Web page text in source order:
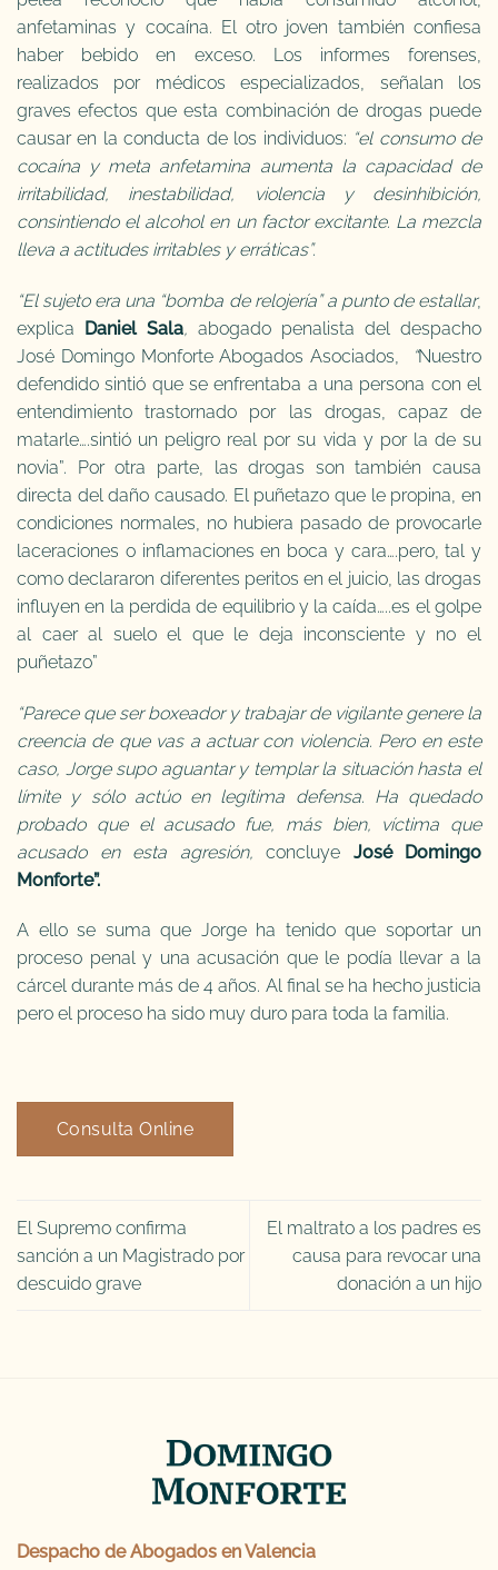
anfetaminas y cocaína. El otro joven también confiesa
haber bebido en exceso. Los informes forenses,
realizados por médicos especializados, señalan los
graves efectos que esta combinación de drogas puede
causar en la conducta de los individuos: “el consumo de
cocaína y meta anfetamina aumenta la capacidad de
irritabilidad, inestabilidad, violencia y desinhibición,
consintiendo el alcohol en un factor excitante. La mezcla
lleva a actitudes irritables y erráticas”.
“El sujeto era una “bomba de relojería” a punto de estallar,
explica Daniel Sala, abogado penalista del despacho
José Domingo Monforte Abogados Asociados,
“Nuestro
defendido sintió que se enfrentaba a una persona con el
entendimiento trastornado por las drogas, capaz de
matarle….sintió un peligro real por su vida y por la de su
novia”. Por otra parte, las drogas son también causa
directa del daño causado. El puñetazo que le propina, en
condiciones normales, no hubiera pasado de provocarle
laceraciones o inflamaciones en boca y cara….pero, tal y
como declararon diferentes peritos en el juicio, las drogas
influyen en la perdida de equilibrio y la caída…..es el golpe
al caer al suelo el que le deja inconsciente y no el
puñetazo”
“Parece que ser boxeador y trabajar de vigilante genere la
creencia de que vas a actuar con violencia. Pero en este
caso, Jorge supo aguantar y templar la situación hasta el
límite y sólo actúo en legítima defensa. Ha quedado
probado que el acusado fue, más bien, víctima que
acusado en esta agresión, concluye José Domingo
Monforte”.
A ello se suma que Jorge ha tenido que soportar un
proceso penal y una acusación que le podía llevar a la
cárcel durante más de 4 años. Al final se ha hecho justicia
pero el proceso ha sido muy duro para toda la familia.
Consulta Online
El Supremo confirma
sanción a un Magistrado por
descuido grave
El maltrato a los padres es
causa para revocar una
donación a un hijo
Despacho de Abogados en Valencia